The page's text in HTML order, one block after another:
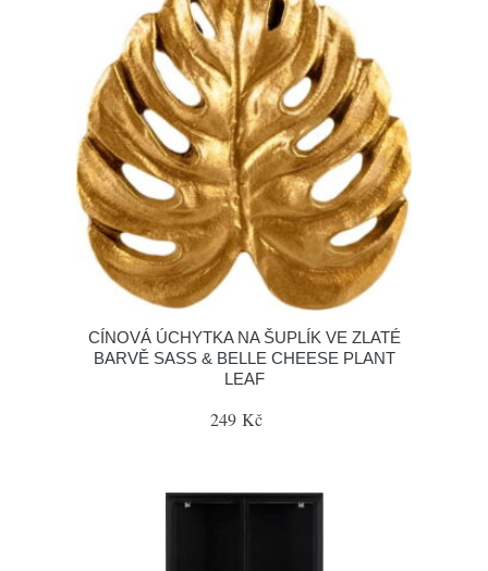
CÍNOVÁ ÚCHYTKA NA ŠUPLÍK VE ZLATÉ
BARVĚ SASS & BELLE CHEESE PLANT
LEAF
249 Kč